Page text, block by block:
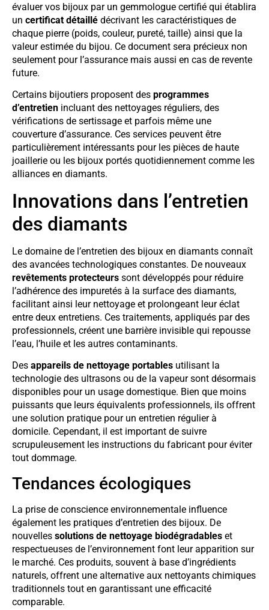
évaluer vos bijoux par un gemmologue certifié qui établira
un certificat détaillé décrivant les caractéristiques de
chaque pierre (poids, couleur, pureté, taille) ainsi que la
valeur estimée du bijou. Ce document sera précieux non
seulement pour l’assurance mais aussi en cas de revente
future.
Certains bijoutiers proposent des programmes
d’entretien incluant des nettoyages réguliers, des
vérifications de sertissage et parfois même une
couverture d’assurance. Ces services peuvent être
particulièrement intéressants pour les pièces de haute
joaillerie ou les bijoux portés quotidiennement comme les
alliances en diamants.
Innovations dans l’entretien
des diamants
Le domaine de l’entretien des bijoux en diamants connaît
des avancées technologiques constantes. De nouveaux
revêtements protecteurs sont développés pour réduire
l’adhérence des impuretés à la surface des diamants,
facilitant ainsi leur nettoyage et prolongeant leur éclat
entre deux entretiens. Ces traitements, appliqués par des
professionnels, créent une barrière invisible qui repousse
l’eau, l’huile et les autres contaminants.
Des appareils de nettoyage portables utilisant la
technologie des ultrasons ou de la vapeur sont désormais
disponibles pour un usage domestique. Bien que moins
puissants que leurs équivalents professionnels, ils offrent
une solution pratique pour un entretien régulier à
domicile. Cependant, il est important de suivre
scrupuleusement les instructions du fabricant pour éviter
tout dommage.
Tendances écologiques
La prise de conscience environnementale influence
également les pratiques d’entretien des bijoux. De
nouvelles solutions de nettoyage biodégradables et
respectueuses de l’environnement font leur apparition sur
le marché. Ces produits, souvent à base d’ingrédients
naturels, offrent une alternative aux nettoyants chimiques
traditionnels tout en garantissant une efficacité
comparable.